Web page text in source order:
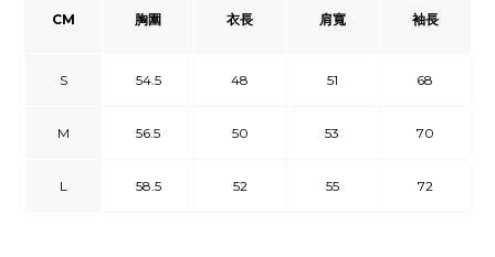
CM 胸圍 衣長 肩寬 袖長
S 54.5 48 51 68
M 56.5 50 53 70
L 58.5 52 55 72